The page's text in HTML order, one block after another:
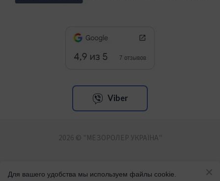
Viber
2026 © "МЕЗОРОЛЕР УКРАЇНА"
БАДи, ноотропи. Догляд за обличчям та тілом.
Для вашего удобства мы используем файлы cookie.